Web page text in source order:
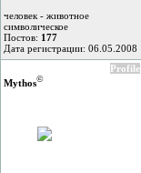
человек - животное
символическое
Постов: 177
Дата регистрации: 06.05.2008
Profile
Mythos©